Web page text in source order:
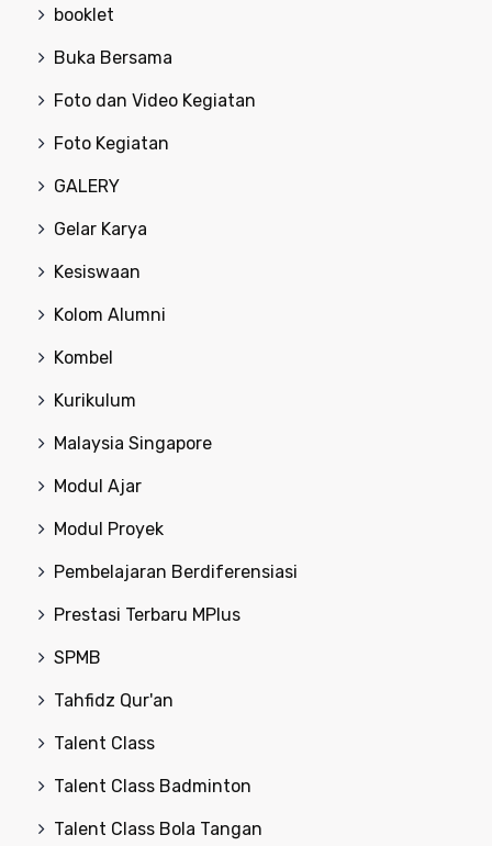
booklet
Buka Bersama
Foto dan Video Kegiatan
Foto Kegiatan
GALERY
Gelar Karya
Kesiswaan
Kolom Alumni
Kombel
Kurikulum
Malaysia Singapore
Modul Ajar
Modul Proyek
Pembelajaran Berdiferensiasi
Prestasi Terbaru MPlus
SPMB
Tahfidz Qur'an
Talent Class
Talent Class Badminton
Talent Class Bola Tangan